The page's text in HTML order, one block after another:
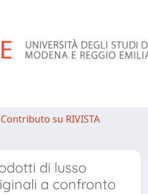
Contributo su RIVISTA
di lusso
a confronto